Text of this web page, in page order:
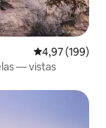
4,97 de uma
4,97 (199)
— vistas